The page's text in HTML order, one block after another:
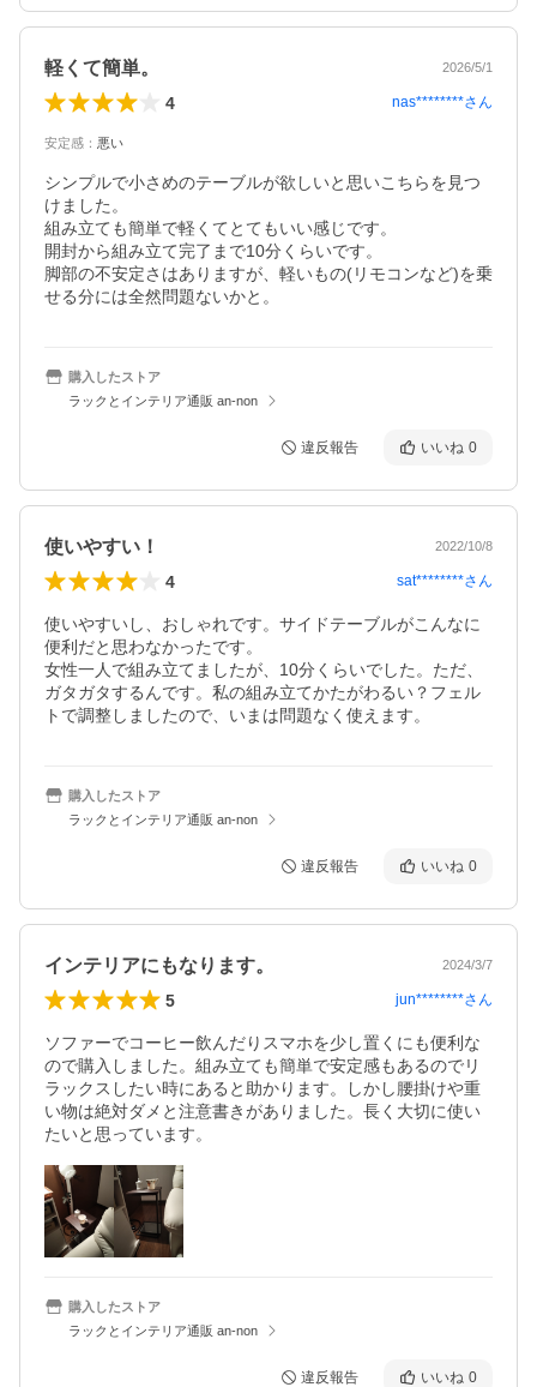
軽くて簡単。 2026/5/1
4 nas********さん
安定感 ： 悪い
シンプルで小さめのテーブルが欲しいと思いこちらを見つ
けました。
組み立ても簡単で軽くてとてもいい感じです。
開封から組み立て完了まで10分くらいです。
脚部の不安定さはありますが、軽いもの(リモコンなど)を乗
購入したストア
ラックとインテリア通販 an-non
違反報告 いいね 0
使いやすい！ 2022/10/8
4 sat********さん
使いやすいし、おしゃれです。サイドテーブルがこんなに
便利だと思わなかったです。
女性一人で組み立てましたが、10分くらいでした。ただ、
ガタガタするんです。私の組み立てかたがわるい？フェル
トで調整しましたので、いまは問題なく使えます。
購入したストア
ラックとインテリア通販 an-non
違反報告 いいね 0
インテリアにもなります。 2024/3/7
5 jun********さん
ソファーでコーヒー飲んだりスマホを少し置くにも便利な
ので購入しました。組み立ても簡単で安定感もあるのでリ
ラックスしたい時にあると助かります。しかし腰掛けや重
い物は絶対ダメと注意書きがありました。長く大切に使い
購入したストア
ラックとインテリア通販 an-non
違反報告 いいね 0